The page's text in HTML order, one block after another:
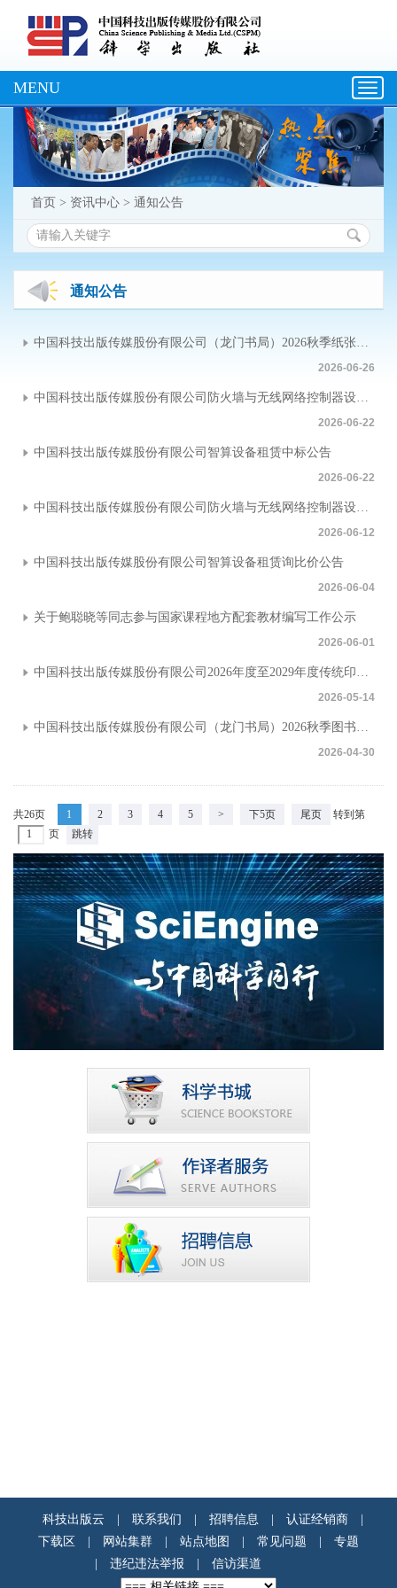
MENU
首页 > 资讯中心 > 通知公告
通知公告
2026-06-26
2026-06-22
中国科技出版传媒股份有限公司智算设备租赁中标公告
2026-06-22
2026-06-12
中国科技出版传媒股份有限公司智算设备租赁询比价公告
2026-06-04
关于鲍聪晓等同志参与国家课程地方配套教材编写工作公示
2026-06-01
2026-05-14
2026-04-30
共26页 1 2 3 4 5 > 下5页 尾页
转到第
页
科技出版云 联系我们 招聘信息 认证经销商
下载区
网站集群 站点地图 常见问题
专题
违纪违法举报 信访渠道